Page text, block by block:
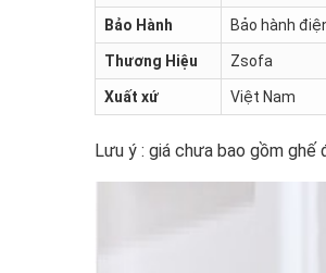
Bảo Hành Bảo hành
Thương Hiệu Zsofa
Xuất xứ Việt Nam
Lưu ý : giá chưa bao gồm ghế